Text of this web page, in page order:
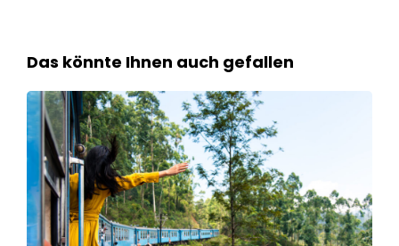
Das könnte Ihnen auch gefallen